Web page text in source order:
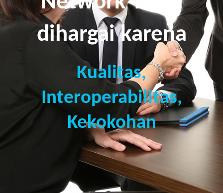
dihargai karena
Kualitas,
Interoperabilitas,
Kekokohan